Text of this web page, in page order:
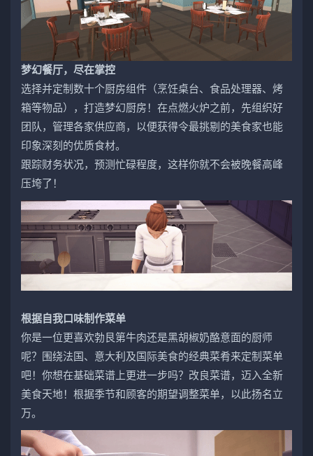
梦幻餐厅，尽在掌控
选择并定制数十个厨房组件（烹饪桌台、食品处理器、烤
箱等物品），打造梦幻厨房！在点燃火炉之前，先组织好
团队，管理各家供应商，以便获得令最挑剔的美食家也能
印象深刻的优质食材。
跟踪财务状况，预测忙碌程度，这样你就不会被晚餐高峰
压垮了！
根据自我口味制作菜单
你是一位更喜欢勃艮第牛肉还是黑胡椒奶酪意面的厨师
呢？围绕法国、意大利及国际美食的经典菜肴来定制菜单
吧！你想在基础菜谱上更进一步吗？改良菜谱，迈入全新
美食天地！根据季节和顾客的期望调整菜单，以此扬名立
万。